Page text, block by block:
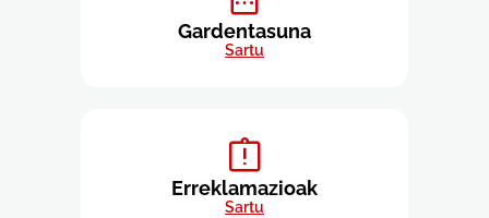
Gardentasuna
Sartu
Erreklamazioak
Sartu